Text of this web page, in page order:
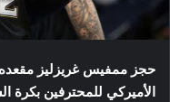
حجز ممفيس غريزليز مقعده
الأميركي للمحترفين بكرة